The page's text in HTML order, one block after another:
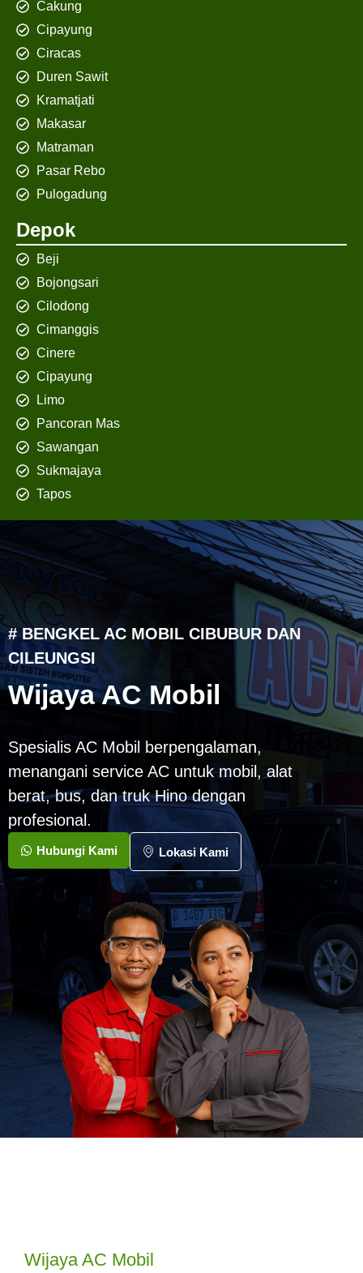
Cakung
Cipayung
Ciracas
Duren Sawit
Kramatjati
Makasar
Matraman
Pasar Rebo
Pulogadung
Depok
Beji
Bojongsari
Cilodong
Cimanggis
Cinere
Cipayung
Limo
Pancoran Mas
Sawangan
Sukmajaya
Tapos
# BENGKEL AC MOBIL CIBUBUR DAN
CILEUNGSI
Wijaya AC Mobil
Spesialis AC Mobil berpengalaman,
menangani service AC untuk mobil, alat
berat, bus, dan truk Hino dengan
profesional.
Hubungi Kami Lokasi Kami
Wijaya AC Mobil